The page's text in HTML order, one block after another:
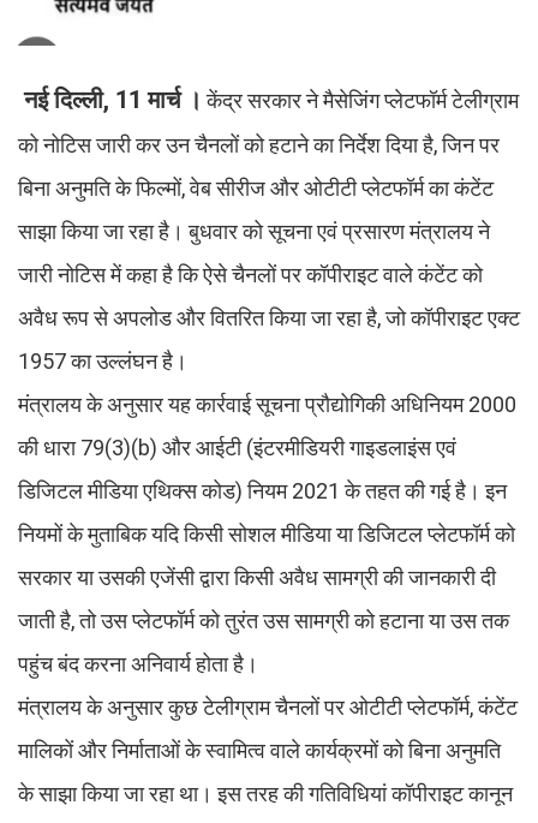
नई दिल्ली, 11 मार्च । केंद्र सरकार ने मैसेजिंग प्लेटफॉर्म टेलीग्राम
को नोटिस जारी कर उन चैनलों को हटाने का निर्देश दिया है, जिन पर
बिना अनुमति के फिल्मों, वेब सीरीज और ओटीटी प्लेटफॉर्म का कंटेंट
साझा किया जा रहा है। बुधवार को सूचना एवं प्रसारण मंत्रालय ने
जारी नोटिस में कहा है कि ऐसे चैनलों पर कॉपीराइट वाले कंटेंट को
अवैध रूप से अपलोड और वितरित किया जा रहा है, जो कॉपीराइट एक्ट
1957 का उल्लंघन है।
मंत्रालय के अनुसार यह कार्रवाई सूचना प्रौद्योगिकी अधिनियम 2000
की धारा 79(3)(b) और आईटी (इंटरमीडियरी गाइडलाइंस एवं
डिजिटल मीडिया एथिक्स कोड) नियम 2021 के तहत की गई है। इन
नियमों के मुताबिक यदि किसी सोशल मीडिया या डिजिटल प्लेटफॉर्म को
सरकार या उसकी एजेंसी द्वारा किसी अवैध सामग्री की जानकारी दी
जाती है, तो उस प्लेटफॉर्म को तुरंत उस सामग्री को हटाना या उस तक
पहुंच बंद करना अनिवार्य होता है।
मंत्रालय के अनुसार कुछ टेलीग्राम चैनलों पर ओटीटी प्लेटफॉर्म, कंटेंट
मालिकों और निर्माताओं के स्वामित्व वाले कार्यक्रमों को बिना अनुमति
के साझा किया जा रहा था। इस तरह की गतिविधियां कॉपीराइट कानून